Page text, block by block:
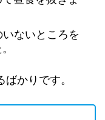
ないところを
かりです。